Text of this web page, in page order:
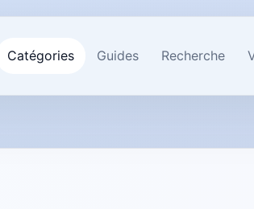
Catégories Guides Recherche